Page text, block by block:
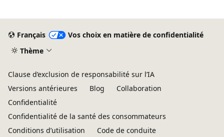
Français
Vos choix en matière de confidentialité
Thème
Clause d’exclusion de responsabilité sur l’IA
Versions antérieures
Blog
Collaboration
Confidentialité
Confidentialité de la santé des consommateurs
Conditions d’utilisation
Code de conduite